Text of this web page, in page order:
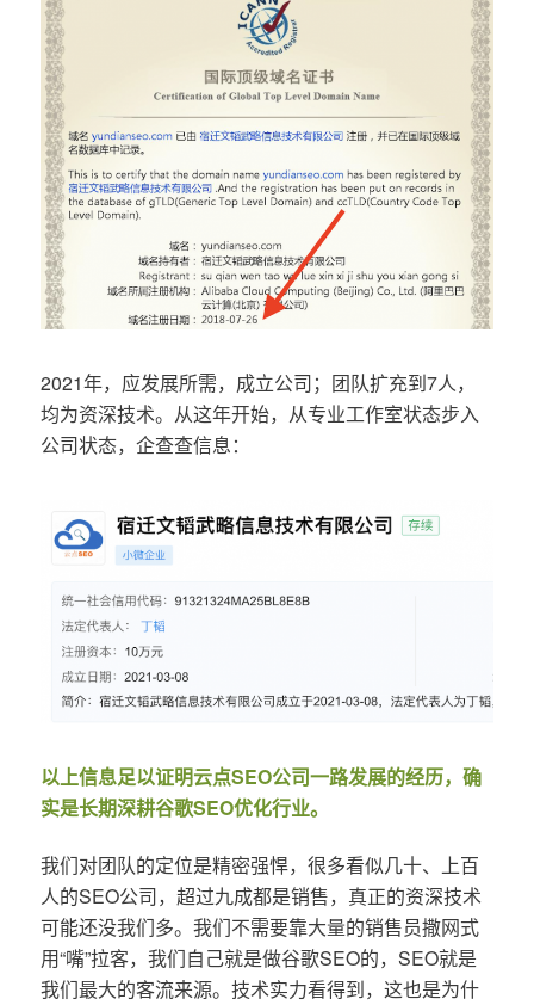
2021年，应发展所需，成立公司；团队扩充到7人，
均为资深技术。从这年开始，从专业工作室状态步入
公司状态，企查查信息：
以上信息足以证明云点SEO公司一路发展的经历，确
实是长期深耕谷歌SEO优化行业。
我们对团队的定位是精密强悍，很多看似几十、上百
人的SEO公司，超过九成都是销售，真正的资深技术
可能还没我们多。我们不需要靠大量的销售员撒网式
用“嘴”拉客，我们自己就是做谷歌SEO的，SEO就是
我们最大的客流来源。技术实力看得到，这也是为什